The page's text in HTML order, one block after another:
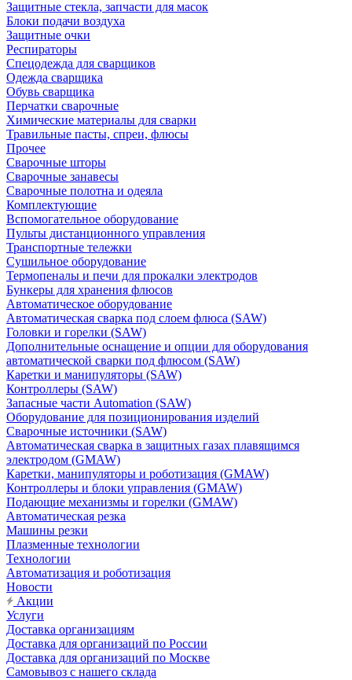
Защитные стекла, запчасти для масок
Блоки подачи воздуха
Защитные очки
Респираторы
Спецодежда для сварщиков
Одежда сварщика
Обувь сварщика
Перчатки сварочные
Химические материалы для сварки
Травильные пасты, спреи, флюсы
Прочее
Сварочные шторы
Сварочные занавесы
Сварочные полотна и одеяла
Комплектующие
Вспомогательное оборудование
Пульты дистанционного управления
Транспортные тележки
Сушильное оборудование
Термопеналы и печи для прокалки электродов
Бункеры для хранения флюсов
Автоматическое оборудование
Автоматическая сварка под слоем флюса (SAW)
Головки и горелки (SAW)
Дополнительные оснащение и опции для оборудования
автоматической сварки под флюсом (SAW)
Каретки и манипуляторы (SAW)
Контроллеры (SAW)
Запасные части Automation (SAW)
Оборудование для позиционирования изделий
Сварочные источники (SAW)
Автоматическая сварка в защитных газах плавящимся
электродом (GMAW)
Каретки, манипуляторы и роботизация (GMAW)
Контроллеры и блоки управления (GMAW)
Подающие механизмы и горелки (GMAW)
Автоматическая резка
Машины резки
Плазменные технологии
Технологии
Автоматизация и роботизация
Новости
Акции
Услуги
Доставка организациям
Доставка для организаций по России
Доставка для организаций по Москве
Самовывоз с нашего склада